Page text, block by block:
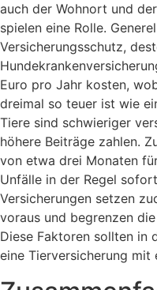
auch der Wohnort und
spielen eine Rolle.
Versicherungsschutz,
Euro pro Jahr kosten,
dreimal so teuer ist wie
Tiere sind schwieriger
höhere Beiträge zahlen.
von etwa drei Monaten
Unfälle in der Regel
Versicherungen setzen
voraus und begrenzen
Diese Faktoren sollten in
eine Tierversicherung mit